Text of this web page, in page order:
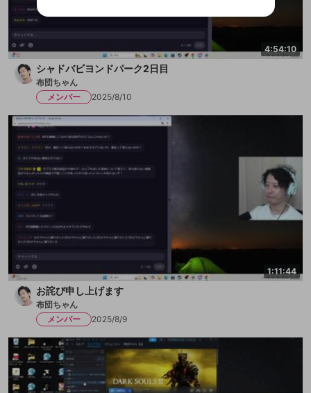
4:54:10
シャドバビヨンドパーク2日目
布団ちゃん
メンバー
2025/8/10
1:11:44
お詫び申し上げます
布団ちゃん
メンバー
2025/8/9
サービスとのID連携に関する同意事項 に同意頂いた上
で、次にお進みください
アカウント作成
mellow-fanからのお得な情報をメールで受
け取る
サービスとのID連携に関する同意事項 に同意頂いた上
で、次にお進みください
あとで登録
誤解を招く配信設定
ゲームの録画禁止区域の配信
改造版・海賊版ソフトの配信
政治的・宗教的・人種的な内容
その他の問題
閉じる
外部サービスとのID連携に関する同意事項
Discordとは？